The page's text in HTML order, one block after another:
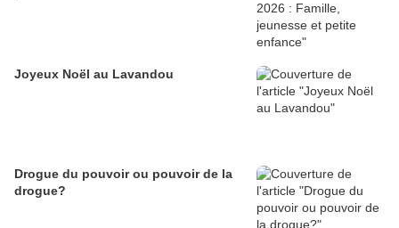
Joyeux Noël au Lavandou
Drogue du pouvoir ou pouvoir de la
drogue?